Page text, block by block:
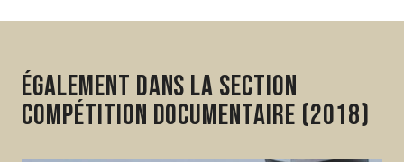
Également dans la section
Compétition Documentaire (2018)